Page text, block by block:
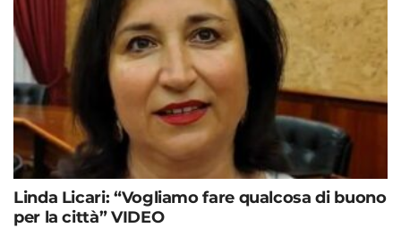
Linda Licari: “Vogliamo fare qualcosa di buono
per la città” VIDEO